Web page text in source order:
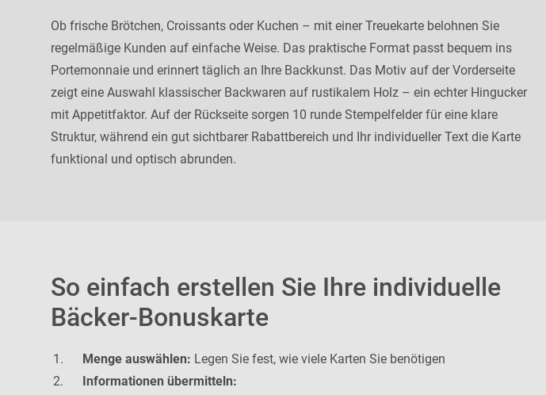
Ob frische Brötchen, Croissants oder Kuchen – mit einer Treuekarte belohnen Sie
regelmäßige Kunden auf einfache Weise. Das praktische Format passt bequem ins
Portemonnaie und erinnert täglich an Ihre Backkunst. Das Motiv auf der Vorderseite
zeigt eine Auswahl klassischer Backwaren auf rustikalem Holz – ein echter Hingucker
mit Appetitfaktor. Auf der Rückseite sorgen 10 runde Stempelfelder für eine klare
Struktur, während ein gut sichtbarer Rabattbereich und Ihr individueller Text die Karte
funktional und optisch abrunden.
So einfach erstellen Sie Ihre individuelle
Bäcker-Bonuskarte
Menge auswählen: Legen Sie fest, wie viele Karten Sie benötigen
Informationen übermitteln: